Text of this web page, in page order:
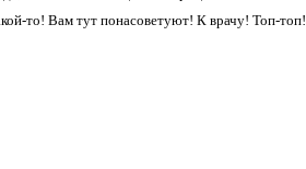
то! Вам тут понасоветуют! К врачу! Топ-топ!